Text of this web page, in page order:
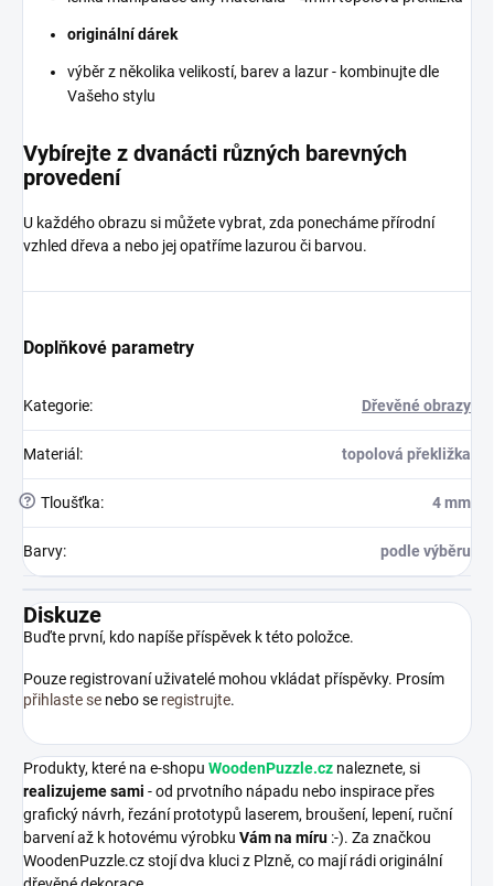
originální dárek
výběr z několika velikostí, barev a lazur - kombinujte dle
Vašeho stylu
Vybírejte z dvanácti různých barevných
provedení
U každého obrazu si můžete vybrat, zda ponecháme přírodní
vzhled dřeva a nebo jej opatříme lazurou či barvou.
Doplňkové parametry
Kategorie: Dřevěné obrazy
Materiál : topolová překližka
? Tloušťka: 4 mm
Barvy: podle výběru
Diskuze
Buďte první, kdo napíše příspěvek k této položce.
Pouze registrovaní uživatelé mohou vkládat příspěvky. Prosím
přihlaste se nebo se registrujte.
Produkty, které na e-shopu WoodenPuzzle.cz naleznete, si
realizujeme sami - od prvotního nápadu nebo inspirace přes
grafický návrh, řezání prototypů laserem, broušení, lepení, ruční
barvení až k hotovému výrobku Vám na míru :-). Za značkou
WoodenPuzzle.cz stojí dva kluci z Plzně, co mají rádi originální